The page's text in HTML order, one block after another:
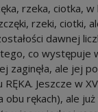
rzeka, ciotka,
rzeki, ciotki,
dawnej
co występuje
zaginęła, ale jej
Jeszcze w
obu rękach), ale